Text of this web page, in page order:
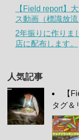
【Field report】
ス動画（標識放流
2年振りに作りま
店に配布します。
人気記事
【
タグ＆